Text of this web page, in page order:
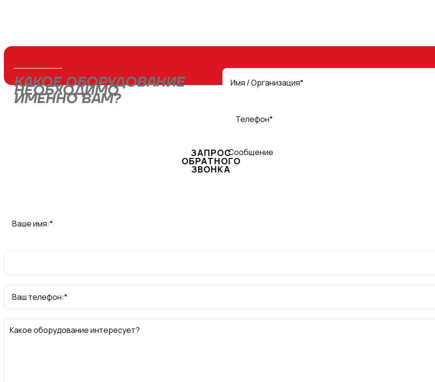
КАКОЕ ОБОРУДОВАНИЕ
НЕОБХОДИМО
ИМЕННО ВАМ?
Имя / Организация*
Телефон*
Сообщение
ЗАПРОС
ОБРАТНОГО
ЗВОНКА
Ваше имя:*
Ваш телефон:*
Какое оборудование интересует?